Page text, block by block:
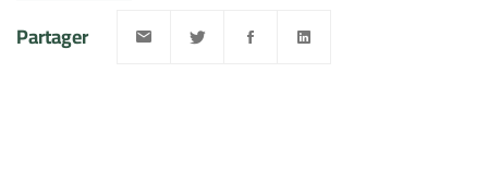
Partager